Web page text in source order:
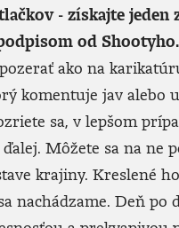
- získajte jeden
od Shootyho.
ako na
komentuje jav alebo
sa, v lepšom
Môžete sa na ne
krajiny. Kreslené
nachádzame. Deň po